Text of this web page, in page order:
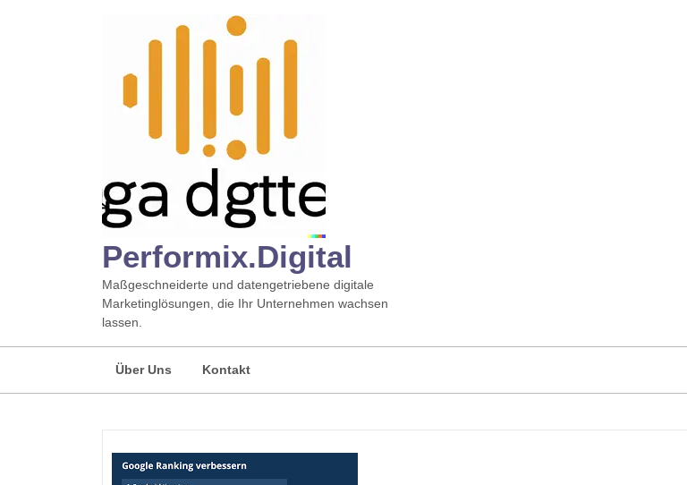
Performix.digital
Maßgeschneiderte und datengetriebene digitale
Marketinglösungen, die Ihr Unternehmen wachsen
lassen.
Über Uns Kontakt